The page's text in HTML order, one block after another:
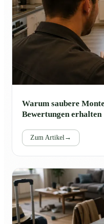
Warum saubere
Bewertungen erhalten
Zum Artikel →